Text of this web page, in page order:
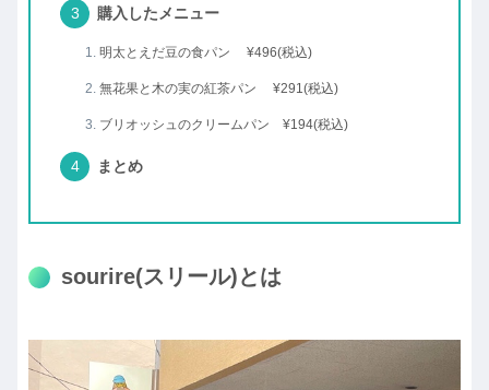
購入したメニュー
明太とえだ豆の食パン ¥496(税込)
無花果と木の実の紅茶パン ¥291(税込)
ブリオッシュのクリームパン ¥194(税込)
まとめ
sourire(スリール)とは